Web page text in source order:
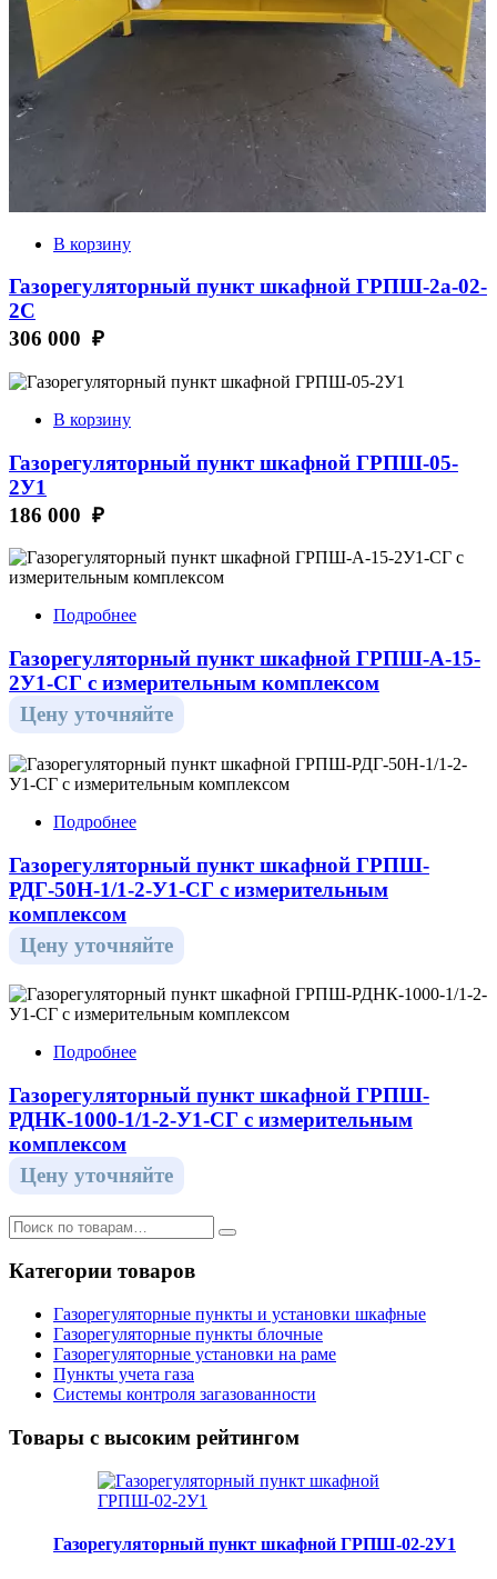
В корзину
Газорегуляторный пункт шкафной ГРПШ-2а-02-
2С
306 000 ₽
В корзину
Газорегуляторный пункт шкафной ГРПШ-05-
2У1
186 000 ₽
Подробнее
Газорегуляторный пункт шкафной ГРПШ-А-15-
2У1-СГ с измерительным комплексом
Цену уточняйте
Подробнее
Газорегуляторный пункт шкафной ГРПШ-
РДГ-50Н-1/1-2-У1-СГ с измерительным
комплексом
Цену уточняйте
Подробнее
Газорегуляторный пункт шкафной ГРПШ-
РДНК-1000-1/1-2-У1-СГ с измерительным
комплексом
Цену уточняйте
Категории товаров
Газорегуляторные пункты и установки шкафные
Газорегуляторные пункты блочные
Газорегуляторные установки на раме
Пункты учета газа
Системы контроля загазованности
Товары с высоким рейтингом
Газорегуляторный пункт шкафной ГРПШ-02-2У1